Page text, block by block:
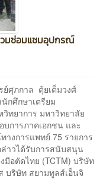
มซ่อมแซมอุปกรณ์
ย์ศุภกาล ตุ้ยเต็มวงศ์
กศึกษาเตรียม
ทยาการ มหาวิทยาลัย
การภาคเอกชน และ
งการแพทย์ 75 รายการ
าวได้รับการสนับสนุน
มือตัดไทย (TCTM) บริษัท
บริษัท สยามทูลส์เอ็นจิ